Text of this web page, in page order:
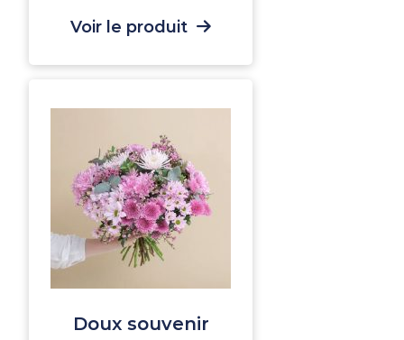
Voir le produit
Doux souvenir